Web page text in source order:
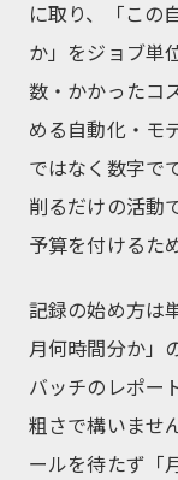
に取り、「この
か」をジョブ単
数・かかったコ
める自動化・モ
ではなく数字で
削るだけの活動
予算を付けるた
記録の始め方は
月何時間分か」
バッチのレポー
粗さで構いませ
ールを待たず「